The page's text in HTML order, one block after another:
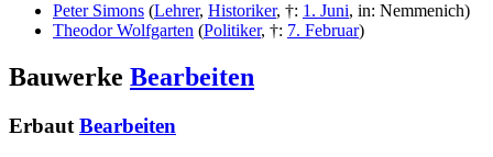
Peter Simons (Lehrer, Historiker, †: 1. Juni, in: Nemmenich)
Theodor Wolfgarten (Politiker, †: 7. Februar)
Bauwerke Bearbeiten
Erbaut Bearbeiten